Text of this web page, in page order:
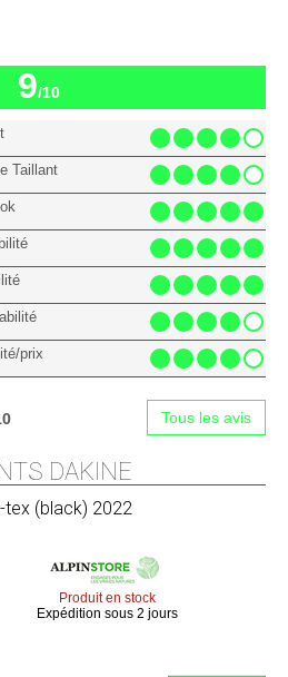
9/10
Taillant
prix
Tous les avis
DAKINE
tex (black) 2022
Produit en stock
Expédition sous 2 jours